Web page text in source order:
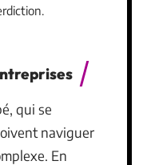
qui se
naviguer
En